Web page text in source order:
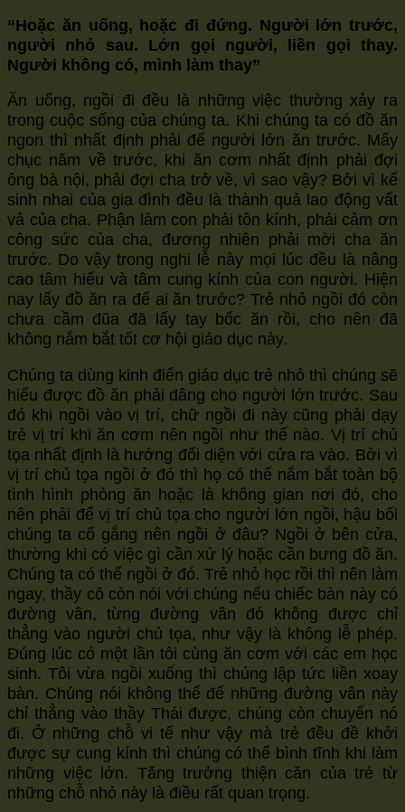
“Hoặc ăn uống, hoặc đi đứng. Người lớn trước,
người nhỏ sau. Lớn gọi người, liền gọi thay.
Người không có, mình làm thay”
Ăn uống, ngồi đi đều là những việc thường xảy ra
trong cuộc sống của chúng ta. Khi chúng ta có đồ ăn
ngon thì nhất định phải để người lớn ăn trước. Mấy
chục năm về trước, khi ăn cơm nhất định phải đợi
ông bà nội, phải đợi cha trở về, vì sao vậy? Bởi vì kế
sinh nhai của gia đình đều là thành quả lao động vất
vả của cha. Phận làm con phải tôn kính, phải cảm ơn
công sức của cha, đương nhiên phải mời cha ăn
trước. Do vậy trong nghi lễ này mọi lúc đều là nâng
cao tâm hiếu và tâm cung kính của con người. Hiện
nay lấy đồ ăn ra để ai ăn trước? Trẻ nhỏ ngồi đó còn
chưa cầm đũa đã lấy tay bốc ăn rồi, cho nên đã
không nắm bắt tốt cơ hội giáo dục này.
Chúng ta dùng kinh điển giáo dục trẻ nhỏ thì chúng sẽ
hiểu được đồ ăn phải dâng cho người lớn trước. Sau
đó khi ngồi vào vị trí, chữ ngồi đi này cũng phải dạy
trẻ vị trí khi ăn cơm nên ngồi như thế nào. Vị trí chủ
tọa nhất định là hướng đối diện với cửa ra vào. Bởi vì
vị trí chủ tọa ngồi ở đó thì họ có thể nắm bắt toàn bộ
tình hình phòng ăn hoặc là không gian nơi đó, cho
nên phải để vị trí chủ tọa cho người lớn ngồi, hậu bối
chúng ta cố gắng nên ngồi ở đâu? Ngồi ở bên cửa,
thường khi có việc gì cần xử lý hoặc cần bưng đồ ăn.
Chúng ta có thể ngồi ở đó. Trẻ nhỏ học rồi thì nên làm
ngay, thầy cô còn nói với chúng nếu chiếc bàn này có
đường vân, từng đường vân đó không được chỉ
thẳng vào người chủ tọa, như vậy là không lễ phép.
Đúng lúc có một lần tôi cùng ăn cơm với các em học
sinh. Tôi vừa ngồi xuống thì chúng lập tức liền xoay
bàn. Chúng nói không thể để những đường vân này
chỉ thẳng vào thầy Thái được, chúng còn chuyển nó
đi. Ở những chỗ vi tế như vậy mà trẻ đều đề khởi
được sự cung kính thì chúng có thể bình tĩnh khi làm
những việc lớn. Tăng trưởng thiện căn của trẻ từ
những chỗ nhỏ này là điều rất quan trọng.